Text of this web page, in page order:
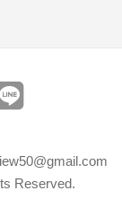
Reserved.